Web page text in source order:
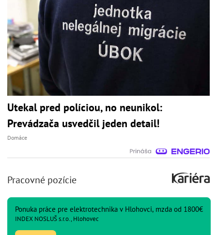
Utekal pred políciou, no neunikol:
Prevádzača usvedčil jeden detail!
Domáce
Pracovné pozície
Ponuka práce pre elektrotechnika v Hlohovci, mzda od 1800€
INDEX NOSLUŠ s.r.o., Hlohovec